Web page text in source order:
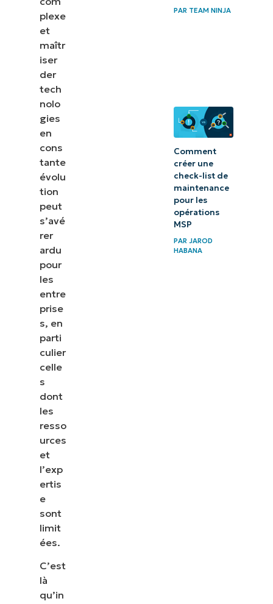
plexe
et
maîtr
iser
der
tech
nolo
gies
en
cons
tante
évolu
tion
peut
s’avé
rer
ardu
pour
les
entre
prise
s, en
parti
culier
celle
s
dont
les
resso
urces
et
l’exp
ertis
e
sont
limit
ées.
C’est
là
qu’in
PAR TEAM NINJA
Comment
créer une
check-list de
maintenance
pour les
opérations
MSP
PAR JAROD
HABANA